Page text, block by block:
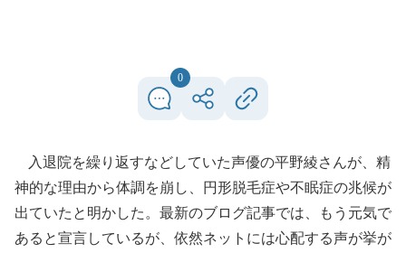
0
入退院を繰り返すなどしていた声優の平野綾さんが、精
神的な理由から体調を崩し、円形脱毛症や不眠症の兆候が
出ていたと明かした。最新のブログ記事では、もう元気で
あると宣言しているが、依然ネットには心配する声が挙が